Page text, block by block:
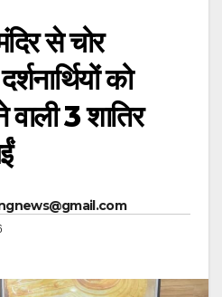
से चोर
को
3 शातिर